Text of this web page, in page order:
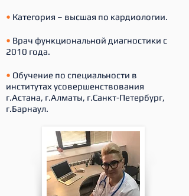
• Категория – высшая по кардиологии.
• Врач функциональной диагностики с
2010 года.
• Обучение по специальности в
институтах усовершенствования
г.Астана, г.Алматы, г.Санкт-Петербург,
г.Барнаул.